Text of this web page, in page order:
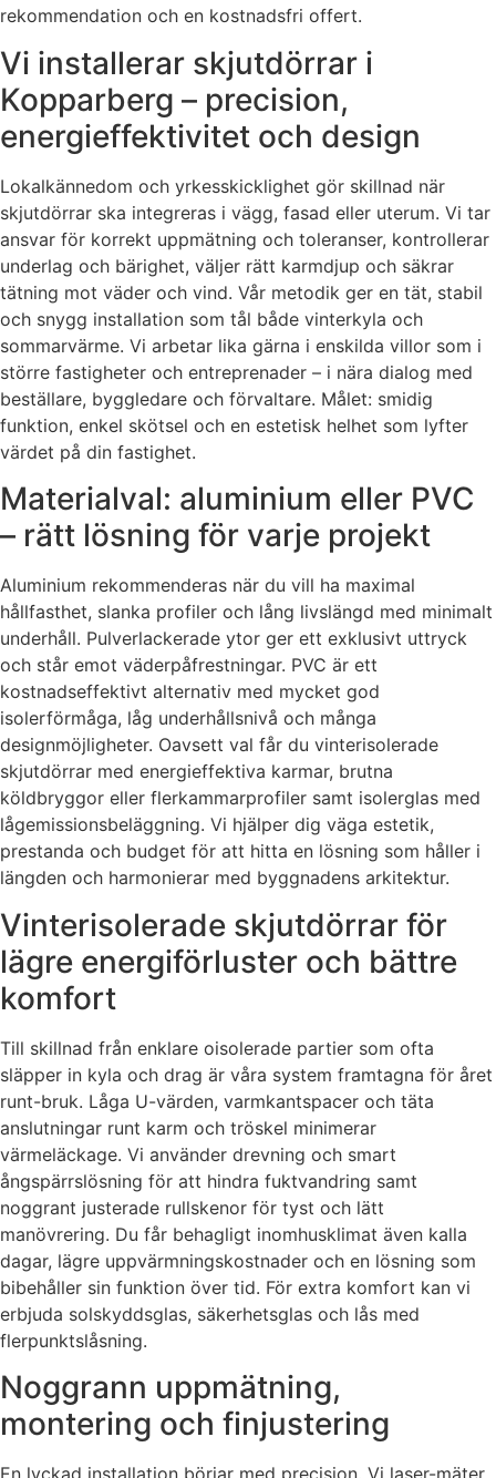
rekommendation och en kostnadsfri offert.
Vi installerar skjutdörrar i
Kopparberg – precision,
energieffektivitet och design
Lokalkännedom och yrkesskicklighet gör skillnad när
skjutdörrar ska integreras i vägg, fasad eller uterum. Vi tar
ansvar för korrekt uppmätning och toleranser, kontrollerar
underlag och bärighet, väljer rätt karmdjup och säkrar
tätning mot väder och vind. Vår metodik ger en tät, stabil
och snygg installation som tål både vinterkyla och
sommarvärme. Vi arbetar lika gärna i enskilda villor som i
större fastigheter och entreprenader – i nära dialog med
beställare, byggledare och förvaltare. Målet: smidig
funktion, enkel skötsel och en estetisk helhet som lyfter
värdet på din fastighet.
Materialval: aluminium eller PVC
– rätt lösning för varje projekt
Aluminium rekommenderas när du vill ha maximal
hållfasthet, slanka profiler och lång livslängd med minimalt
underhåll. Pulverlackerade ytor ger ett exklusivt uttryck
och står emot väderpåfrestningar. PVC är ett
kostnadseffektivt alternativ med mycket god
isolerförmåga, låg underhållsnivå och många
designmöjligheter. Oavsett val får du vinterisolerade
skjutdörrar med energieffektiva karmar, brutna
köldbryggor eller flerkammarprofiler samt isolerglas med
lågemissionsbeläggning. Vi hjälper dig väga estetik,
prestanda och budget för att hitta en lösning som håller i
längden och harmonierar med byggnadens arkitektur.
Vinterisolerade skjutdörrar för
lägre energiförluster och bättre
komfort
Till skillnad från enklare oisolerade partier som ofta
släpper in kyla och drag är våra system framtagna för året
runt-bruk. Låga U-värden, varmkantspacer och täta
anslutningar runt karm och tröskel minimerar
värmeläckage. Vi använder drevning och smart
ångspärrslösning för att hindra fuktvandring samt
noggrant justerade rullskenor för tyst och lätt
manövrering. Du får behagligt inomhusklimat även kalla
dagar, lägre uppvärmningskostnader och en lösning som
bibehåller sin funktion över tid. För extra komfort kan vi
erbjuda solskyddsglas, säkerhetsglas och lås med
flerpunktslåsning.
Noggrann uppmätning,
montering och finjustering
En lyckad installation börjar med precision. Vi laser-mäter